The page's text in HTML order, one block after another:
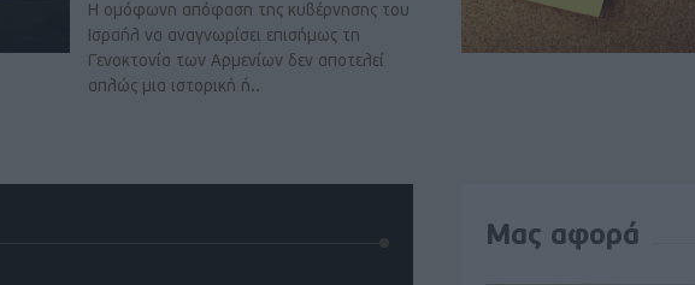
Η ομόφωνη απόφαση της κυβέρνησης του
Ισραήλ να αναγνωρίσει επισήμως τη
Γενοκτονία των Αρμενίων δεν αποτελεί
απλώς μια ιστορική ή..
Μας αφορά